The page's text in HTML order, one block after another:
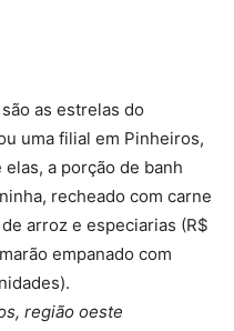
as estrelas do
uma filial em Pinheiros,
a porção de banh
recheado com carne
arroz e especiarias (R$
empanado com
região oeste